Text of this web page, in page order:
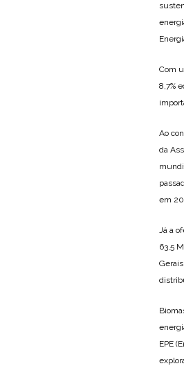
Com
8,7%
Ao
da
em
Já a
63,5
EPE